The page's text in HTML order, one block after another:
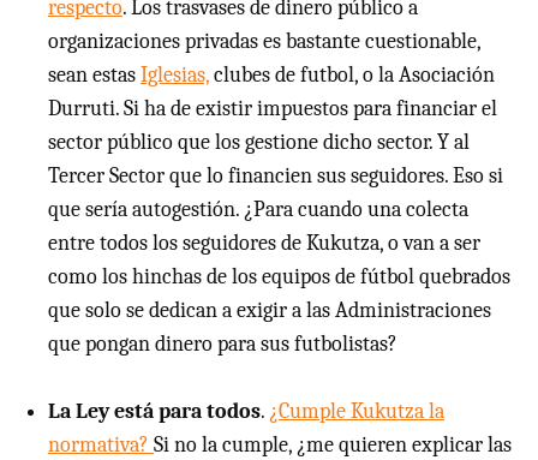
respecto. Los trasvases de dinero público a
organizaciones privadas es bastante cuestionable,
sean estasIglesias,clubes de futbol, o la Asociación
Durruti. Si ha de existir impuestos para financiar el
sector público que los gestione dicho sector. Y al
Tercer Sector que lo financien sus seguidores. Eso si
que sería autogestión. ¿Para cuando una colecta
entre todos los seguidores de Kukutza, o van a ser
como los hinchas de los equipos de fútbol quebrados
que solo se dedican a exigir a las Administraciones
que pongan dinero para sus futbolistas?
La Ley está para todos. ¿Cumple Kukutza la
normativa? Si no la cumple, ¿me quieren explicar las